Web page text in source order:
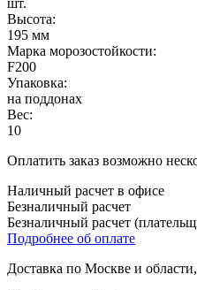
шт.
Высота:
195 мм
Марка морозостойкости:
F200
Упаковка:
на поддонах
Вес:
10
Оплатить заказ возможно
Наличный расчет в офисе
Безналичный расчет
Безналичный расчет
Подробнее об оплате
Доставка по Москве и